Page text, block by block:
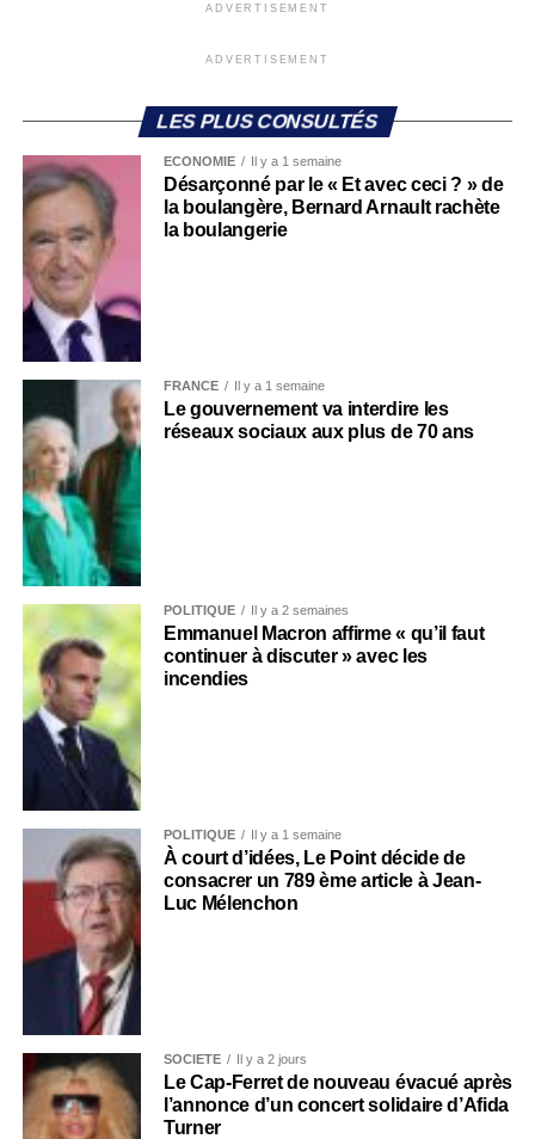
ADVERTISEMENT
ADVERTISEMENT
LES PLUS CONSULTÉS
ECONOMIE Il y a 1 semaine
Désarçonné par le « Et avec ceci ? » de
la boulangère, Bernard Arnault rachète
la boulangerie
FRANCE Il y a 1 semaine
Le gouvernement va interdire les
réseaux sociaux aux plus de 70 ans
POLITIQUE Il y a 2 semaines
Emmanuel Macron affirme « qu’il faut
continuer à discuter » avec les
incendies
POLITIQUE Il y a 1 semaine
À court d’idées, Le Point décide de
consacrer un 789 ème article à Jean-
Luc Mélenchon
SOCIÉTÉ Il y a 2 jours
Le Cap-Ferret de nouveau évacué après
l’annonce d’un concert solidaire d’Afida
Turner